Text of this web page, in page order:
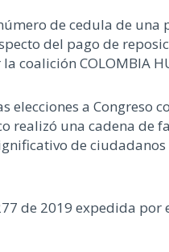
de cedula de
del pago de
coalición COLOMBIA
elecciones a Congreso
realizó una cadena de
de ciudadanos
de 2019 expedida por